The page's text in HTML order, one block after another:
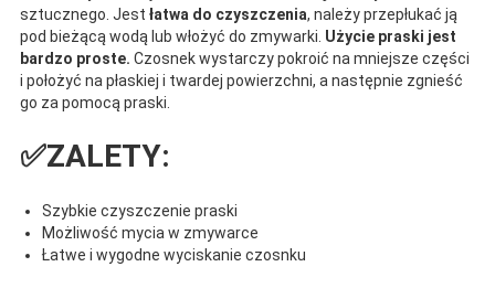
sztucznego. Jest łatwa do czyszczenia, należy przepłukać ją
pod bieżącą wodą lub włożyć do zmywarki. Użycie praski jest
bardzo proste. Czosnek wystarczy pokroić na mniejsze części
i położyć na płaskiej i twardej powierzchni, a następnie zgnieść
go za pomocą praski.
✅ZALETY:
Szybkie czyszczenie praski
Możliwość mycia w zmywarce
Łatwe i wygodne wyciskanie czosnku